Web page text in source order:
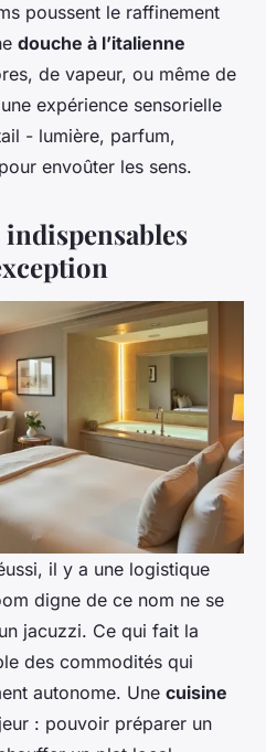
poussent le raffinement
douche à l’italienne
de vapeur, ou même de
expérience sensorielle
- lumière, parfum,
envoûter les sens.
il y a une logistique
digne de ce nom ne se
jacuzzi. Ce qui fait la
des commodités qui
autonome. Une cuisine
: pouvoir préparer un